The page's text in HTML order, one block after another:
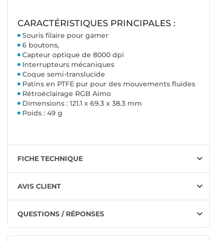
CARACTÉRISTIQUES PRINCIPALES :
Souris filaire pour gamer
6 boutons,
Capteur optique de 8000 dpi
Interrupteurs mécaniques
Coque semi-translucide
Patins en PTFE pur pour des mouvements fluides
Rétroéclairage RGB Aimo
Dimensions : 121.1 x 69.3 x 38.3 mm
Poids : 49 g
FICHE TECHNIQUE
AVIS CLIENT
QUESTIONS / RÉPONSES